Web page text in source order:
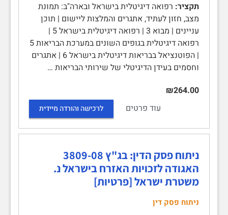
תקציר: רפואה דיגיטלית בישראל ובארה"ב: תמונת
מצב, חזון לעתיד, אתגרים והמלצות ליישום | תוכן
עניינים | מבוא 3 | רפואה דיגיטלית בישראל 5 |
רפואה דיגיטלית בגופים השונים במערכת הבריאות 5
| הפוטנציאל בבריאות דיגיטלית בישראל 6 | אתגרים
וחסמים בעידן הדיגיטלי של שירותי הבריאות …
₪264.00
עוד פרטים
לרכישה והורדה מיידית
ניתוח פסק הדין: בג"ץ 3809-08
האגודה לזכויות האזרח בישראל נ.
משטרת ישראל [פרטיות]
ניתוח פסק דין